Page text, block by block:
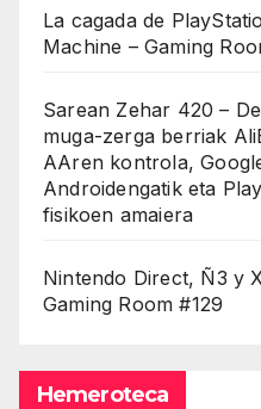
La cagada de
Machine – Gaming
Sarean Zehar 420 –
muga-zerga berriak
AAren kontrola,
Androidengatik eta
fisikoen amaiera
Nintendo Direct, Ñ3 y
Gaming Room #129
Hemeroteca